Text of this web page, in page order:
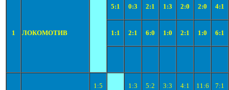
1 ЛОКОМОТИВ
5:1 0:3 2:1 1:3 2:0 2:0 4:1
1:1 2:1 6:0 1:0 2:1 1:0 6:1
1:5 1:3 5:2 3:3 4:1 11:6 7:1